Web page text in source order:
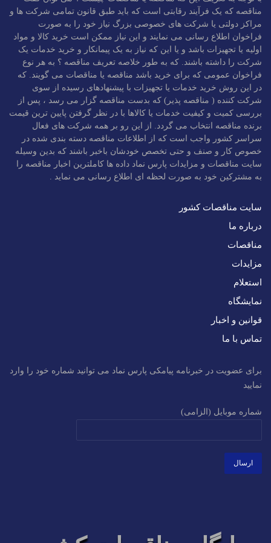
مورد نظر خود به‌طور مستقیم ارتباط برقرار نمایند.
صندوق پست صوتی
در این سرویس تماس گیرنده‌ بدون محدودیت‌های زمانی و مکانی
می‌تواند برای مشترکین این سرویس پیغام ارسال کند. مدیران ارشد
مسوولان روابط عمومی و بخش بازاریابی سازمان‌ها، وزارتخانه‌ها،
شرکت‌ها، نیروهای نظامی، انتظامی و امنیتی، کسبه و بازاریان،
رسانه‌های ارتباط جمعی و… با استفاده از این سرویس می‌توانند
ارتباط با اقشار مختلف مردم، مشتریان و مصرف‌کنندگان خود را
حفظ کرده و ارتباطات مردمی خود را سامان بخشند.
پست تلفن 193 (پیک ویژه)
تردد‌های غیرضروری در شهرها، علاوه بر افزایش انواع آلودگی‌های
محیط‌ زیست، از میزان بهره‌وری نیز می‌کاهد. به همین منظور
شرکت پست با راه‌اندازی سرویس پست تلفنی این امکان را ایجاد
کرده است تا شهروندان بتوانند مرسولات و امانات خود را در کم‌تر از
سرویس بیمه مرسولات با ارزش اظهار‌شده
این سرویس به منظور تامین نیاز مشتریان، برای ارسال وجه نقد،
راه‌اندازی شده است. فرستندگان براساس نیاز و با توجه به ارزشمند
‌بودن محتویات مرسوله‌ی خود می‌توانند از سرویس فوق استفاده
در سرویس پست سفارشی، در ازای دریافت مرسولات مشتریان، به
آنان رسید یا قبض داده می‌شود. متقاضیان با استفاده از این
آن‌ها تاییدیه دریافت می‌کنند و فرستنده می‌تواند سرنوشت
مناقصه که یک فرآیند رقابتی است که باید طبق قانون تمامی شرکت ها و
مراکز دولتی یا شرکت های خصوصی بزرگ نیاز خود را به صورت
فراخوان اطلاع رسانی می نمایند و این نیاز ممکن است خرید کالا و مواد
اولیه یا تجهیزات باشد و یا این که نیاز به یک پیمانکار و خرید خدمات یک
شرکت را داشته باشند. که به طور خلاصه تعریف مناقصه ؟ به هر نوع
فراخوان عمومی که برای خرید باشد مناقصه یا مناقصات می گویند. که
در این روش خرید خدمات یا تجهیزات با پیشنهادهای رسیده از سوی
شرکت کننده ( مناقصه پذیر) که بدست مناقصه گزار می رسد ، پس از
بررسی کمیت و کیفیت خدمات یا کالاها با در نظر گرفتن پایین ترین قیمت
برنده مناقصه انتخاب می گردد. از این رو بر همه شرکت های فعال
سراسر کشور واجب است که از اطلاعات مناقصه دسته بندی شده در
خصوص کار و صنف و حتی تخصص خودشان باخبر باشند که بدین وسیله
سایت مناقصات و مزایدات پارس نماد داده ها کاملترین اخبار مناقصه را
به مشترکین خود به صورت لحظه ای اطلاع رسانی می نماید .
سایت مناقصات کشور
درباره ما
مناقصات
مزایدات
استعلام
نمایشگاه
قوانین و اخبار
تماس با ما
برای عضویت در خبرنامه پیامکی پارس نماد می توانید شماره خود را وارد
نمایید
شماره موبایل (الزامی)